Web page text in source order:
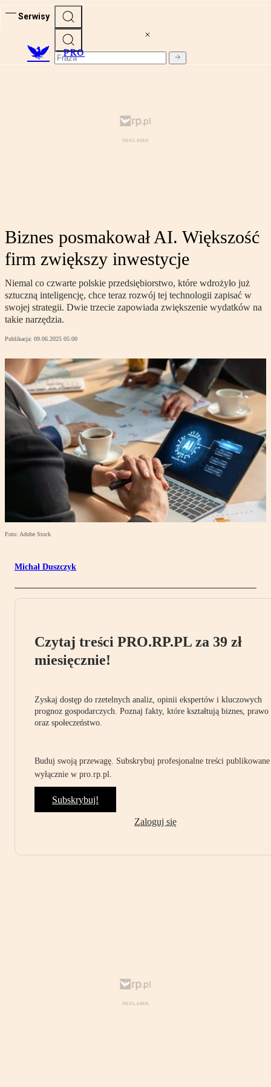
Serwisy
PRO
Biznes posmakował AI. Większość
firm zwiększy inwestycje
Niemal co czwarte polskie przedsiębiorstwo, które wdrożyło już
sztuczną inteligencję, chce teraz rozwój tej technologii zapisać w
swojej strategii. Dwie trzecie zapowiada zwiększenie wydatków na
takie narzędzia.
Publikacja: 09.06.2025 05:00
Foto: Adobe Stock
Michał Duszczyk
Czytaj treści PRO.RP.PL za 39 zł
miesięcznie!
Zyskaj dostęp do rzetelnych analiz, opinii ekspertów i kluczowych
prognoz gospodarczych. Poznaj fakty, które kształtują biznes, prawo
oraz społeczeństwo.
Buduj swoją przewagę. Subskrybuj profesjonalne treści publikowane
wyłącznie w pro.rp.pl.
Subskrybuj!
Zaloguj się